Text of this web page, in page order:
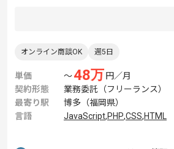
オンライン商談OK 週5日
単価 〜48万 円／月
契約形態
業務委託（フリーランス）
最寄り駅
博多（福岡県）
言語
JavaScript,PHP,CSS,HTML